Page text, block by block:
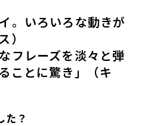
。いろいろな動きが
）
フレーズを淡々と弾
ことに驚き」（キ
た？